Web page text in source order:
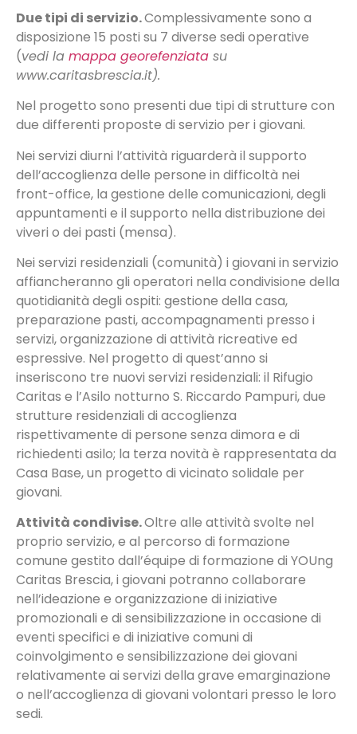
Due tipi di servizio.Complessivamente sono a
disposizione 15 posti su 7 diverse sedi operative
(vedi la mappa georefenziata su
www.caritasbrescia.it).
Nel progetto sono presenti due tipi di strutture con
due differenti proposte di servizio per i giovani.
Nei servizi diurni l’attività riguarderà il supporto
dell’accoglienza delle persone in difficoltà nei
front-office, la gestione delle comunicazioni, degli
appuntamenti e il supporto nella distribuzione dei
viveri o dei pasti (mensa).
Nei servizi residenziali (comunità) i giovani in servizio
affiancheranno gli operatori nella condivisione della
quotidianità degli ospiti: gestione della casa,
preparazione pasti, accompagnamenti presso i
servizi, organizzazione di attività ricreative ed
espressive. Nel progetto di quest’anno si
inseriscono tre nuovi servizi residenziali: il Rifugio
Caritas e l’Asilo notturno S. Riccardo Pampuri, due
strutture residenziali di accoglienza
rispettivamente di persone senza dimora e di
richiedenti asilo; la terza novità è rappresentata da
Casa Base, un progetto di vicinato solidale per
giovani.
Attività condivise.Oltre alle attività svolte nel
proprio servizio, e al percorso di formazione
comune gestito dall’équipe di formazione di YOUng
Caritas Brescia, i giovani potranno collaborare
nell’ideazione e organizzazione di iniziative
promozionali e di sensibilizzazione in occasione di
eventi specifici e di iniziative comuni di
coinvolgimento e sensibilizzazione dei giovani
relativamente ai servizi della grave emarginazione
o nell’accoglienza di giovani volontari presso le loro
sedi.